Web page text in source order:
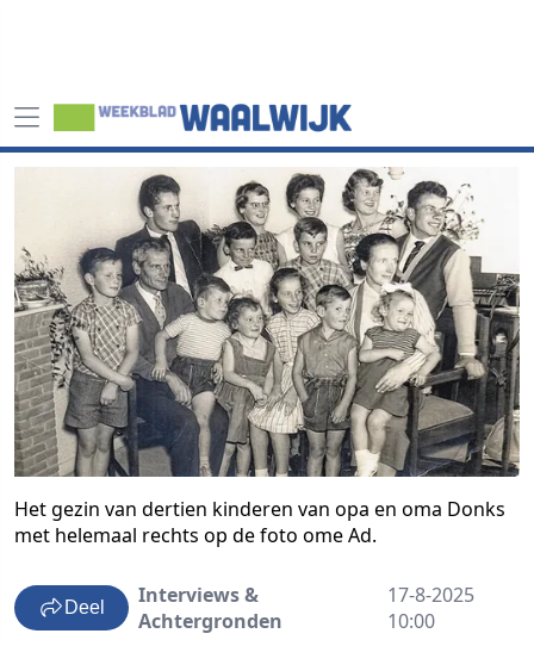
Het gezin van dertien kinderen van opa en oma Donks
met helemaal rechts op de foto ome Ad.
Deel
Interviews &
Achtergronden
17-8-2025
10:00